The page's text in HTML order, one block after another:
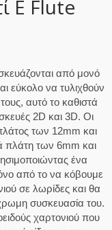
E Flute
από μονό
εύκολο να τυλιχθούν
αυτό το καθιστά
2D και 3D. Οι
των 12mm και
πλάτη των 6mm και
ένα
από το να κόβουμε
σε λωρίδες και θα
συσκευασία του.
χαρτονιού που